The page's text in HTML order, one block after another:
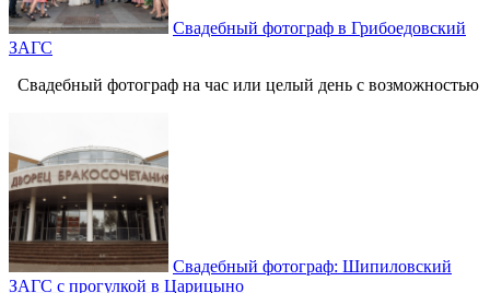
Свадебный фотограф в Грибоедовский
ЗАГС
Свадебный фотограф на час или целый день с возможностью
Свадебный фотограф: Шипиловский
ЗАГС с прогулкой в Царицыно